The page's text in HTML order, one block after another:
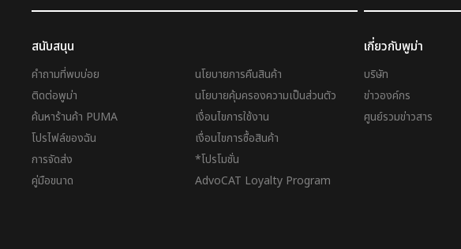
สนับสนุน
คำถามที่พบบ่อย
ติดต่อพูม่า
ค้นหาร้านค้า PUMA
โปรไฟล์ของฉัน
การจัดส่ง
คู่มือขนาด
นโยบายการคืนสินค้า
นโยบายคุ้มครองความเป็นส่วนตัว
เงื่อนไขการใช้งาน
เงื่อนไขการซื้อสินค้า
*โปรโมชั่น
AdvoCAT Loyalty Program
เกี่ยวกับพูม่า
บริษัท
ข่าวองค์กร
ศูนย์รวมข่าวสาร